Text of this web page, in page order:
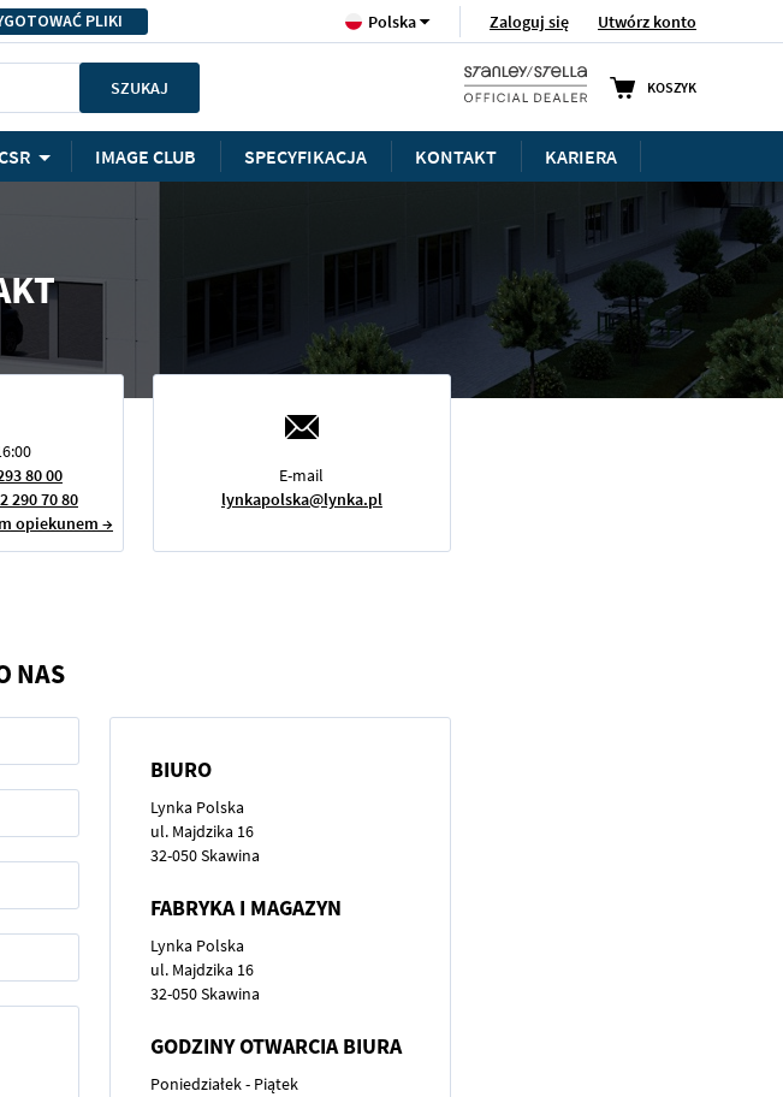
PLIKI Zaloguj się Utwórz konto
Polska
KOSZYK
SZUKAJ
IMAGE CLUB SPECYFIKACJA KONTAKT KARIERA
80 00
290 70 80
opiekunem →
E-mail
lynkapolska@lynka.pl
NAS
BIURO
Lynka Polska
ul. Majdzika 16
32-050 Skawina
FABRYKA I MAGAZYN
Lynka Polska
ul. Majdzika 16
32-050 Skawina
GODZINY OTWARCIA BIURA
Poniedziałek - Piątek